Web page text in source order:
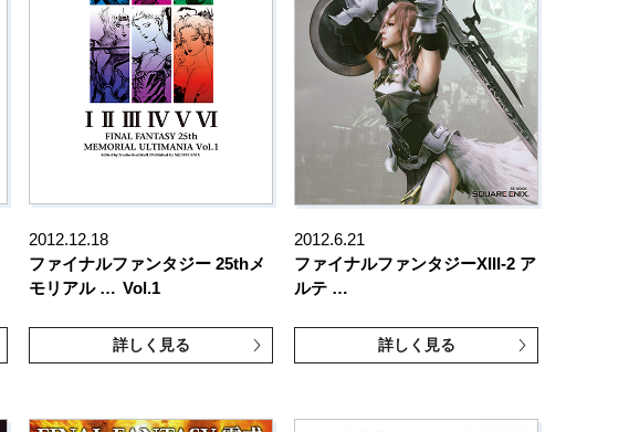
2012.12.18
ファイナルファンタジー 25thメ
モリアル … Vol.1
詳しく見る
2012.6.21
ファイナルファンタジーXIII-2 ア
ルテ …
詳しく見る